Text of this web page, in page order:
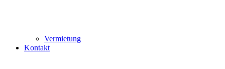
Vermietung
Kontakt